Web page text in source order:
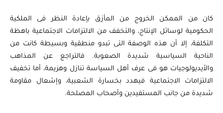
كان من الممكن الخروج من المأزق بإعادة النظر فى الملكية
الحكومية لوسائل الإنتاج، والتخفف من الالتزامات الاجتماعية باهظة
التكلفة، إلا أن هذه الوصفة التى تبدو منطقية وبسيطة كانت من
الناحية السياسية شديدة الصعوبة. فالتراجع عن المذاهب
والأيديولوجيات هو فى عرف أهل السياسة تنازل وهزيمة، أما تخفيف
الالتزامات الاجتماعية فيهدد بخسارة الشعبية، وإشعال مقاومة
شديدة من جانب المستفيدين وأصحاب المصلحة.